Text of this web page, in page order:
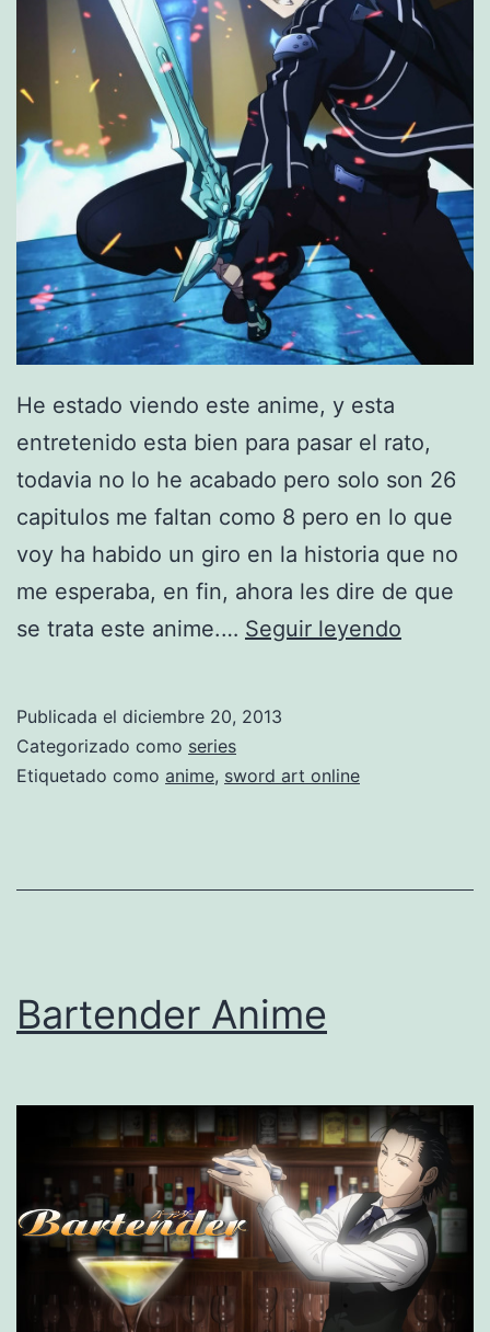
R
e
c
o
m
e
n
d
a
d
o
)
He estado viendo este anime, y esta
entretenido esta bien para pasar el rato,
todavia no lo he acabado pero solo son 26
capitulos me faltan como 8 pero en lo que
voy ha habido un giro en la historia que no
me esperaba, en fin, ahora les dire de que
se trata este anime.… Seguir leyendo
t
e
Publicada el diciembre 20, 2013
Categorizado como series
Etiquetado como anime, sword art online
Bartender Anime